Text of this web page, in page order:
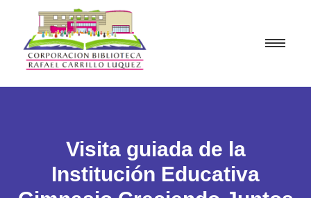
Visita guiada de la
Institución Educativa